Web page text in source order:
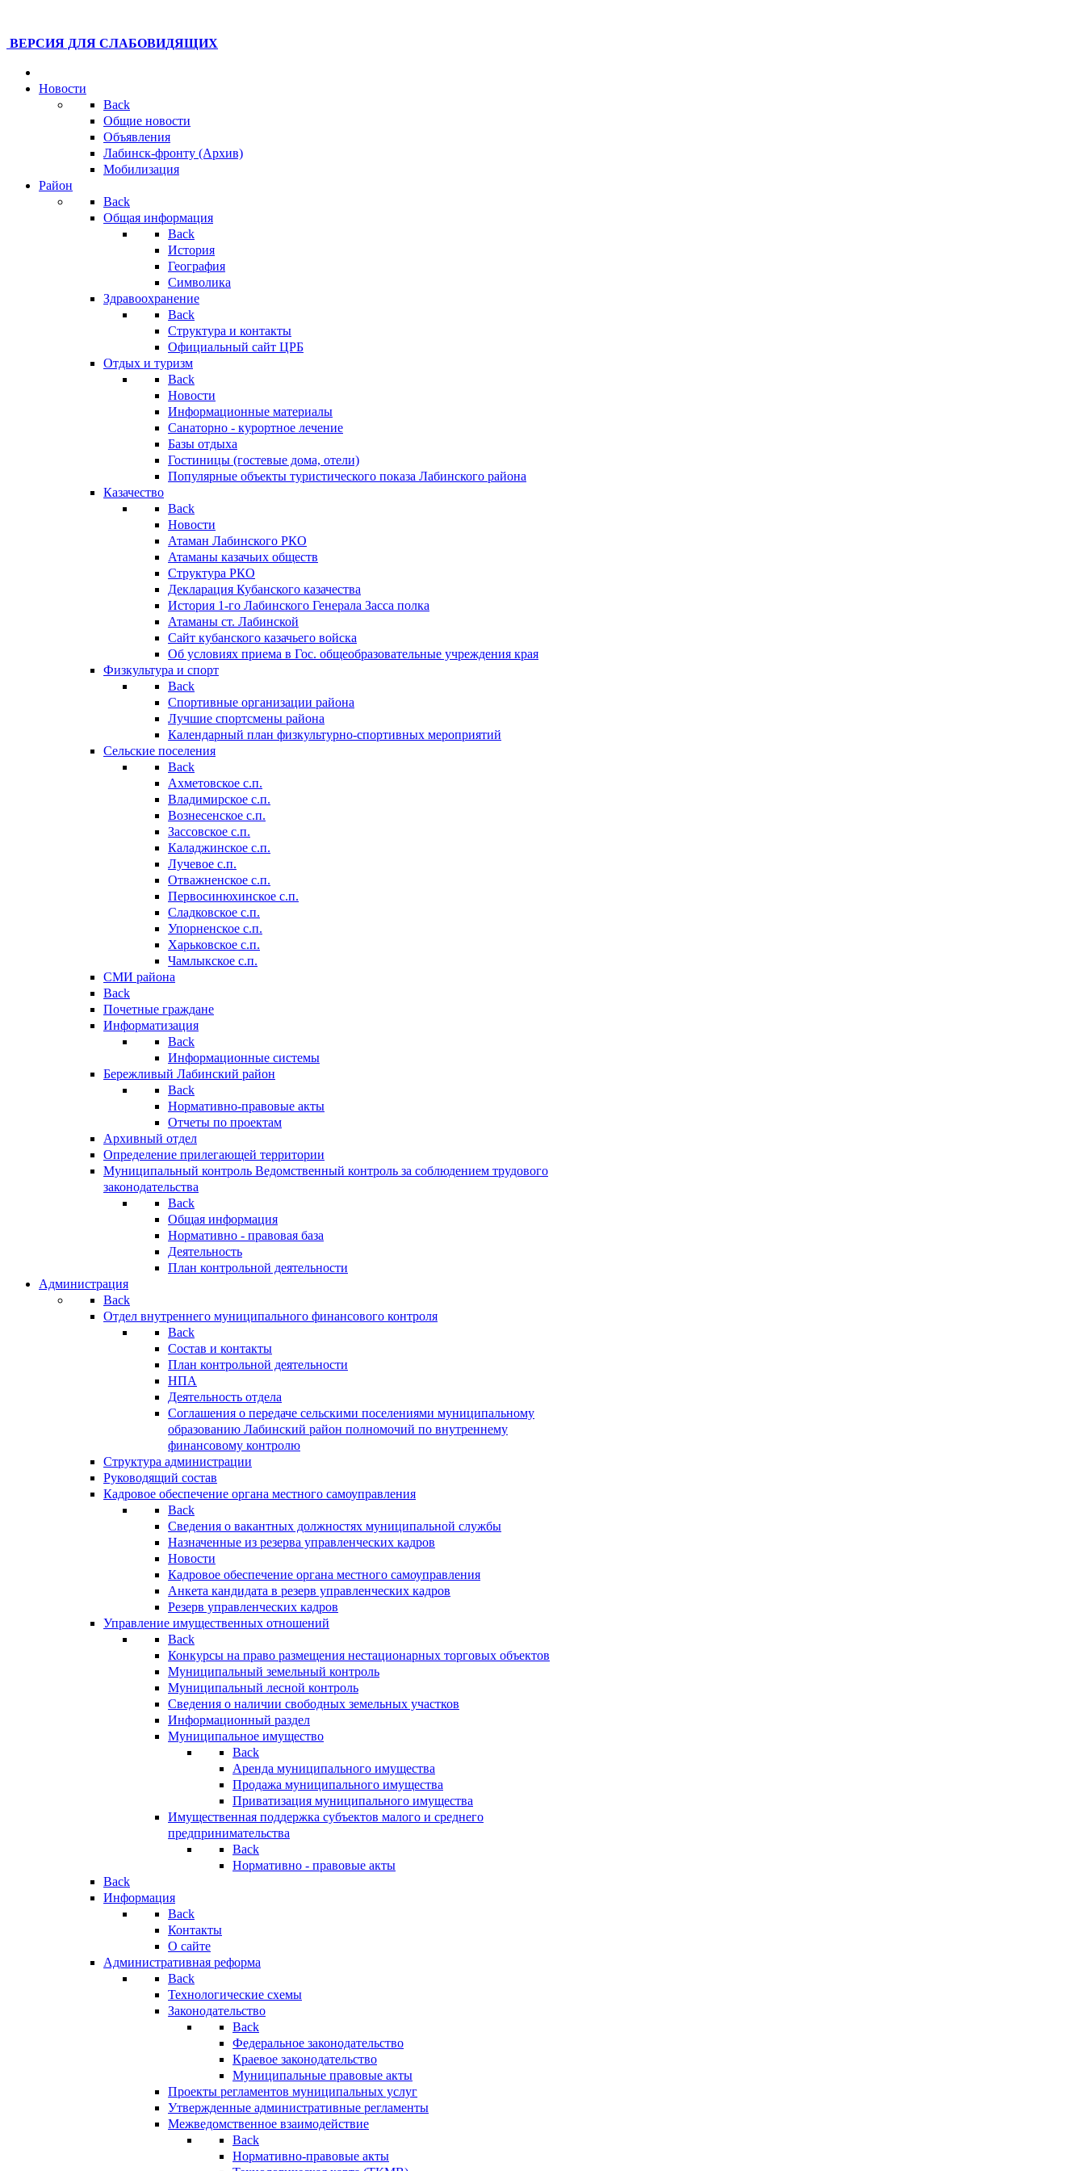
ВЕРСИЯ ДЛЯ СЛАБОВИДЯЩИХ
Новости
Back
Общие новости
Объявления
Лабинск-фронту (Архив)
Мобилизация
Район
Back
Общая информация
Back
История
География
Символика
Здравоохранение
Back
Структура и контакты
Официальный сайт ЦРБ
Отдых и туризм
Back
Новости
Информационные материалы
Санаторно - курортное лечение
Базы отдыха
Гостиницы (гостевые дома, отели)
Популярные объекты туристического показа Лабинского района
Казачество
Back
Новости
Атаман Лабинского РКО
Атаманы казачьих обществ
Структура РКО
Декларация Кубанского казачества
История 1-го Лабинского Генерала Засса полка
Атаманы ст. Лабинской
Cайт кубанского казачьего войска
Об условиях приема в Гос. общеобразовательные учреждения края
Физкультура и спорт
Back
Спортивные организации района
Лучшие спортсмены района
Календарный план физкультурно-спортивных мероприятий
Сельские поселения
Back
Ахметовское с.п.
Владимирское с.п.
Вознесенское с.п.
Зассовское с.п.
Каладжинское с.п.
Лучевое с.п.
Отважненское с.п.
Первосинюхинское с.п.
Сладковское с.п.
Упорненское с.п.
Харьковское с.п.
Чамлыкское с.п.
СМИ района
Back
Почетные граждане
Информатизация
Back
Информационные системы
Бережливый Лабинский район
Back
Нормативно-правовые акты
Отчеты по проектам
Архивный отдел
Определение прилегающей территории
Муниципальный контроль Ведомственный контроль за соблюдением трудового
законодательства
Back
Общая информация
Нормативно - правовая база
Деятельность
План контрольной деятельности
Администрация
Back
Отдел внутреннего муниципального финансового контроля
Back
Состав и контакты
План контрольной деятельности
НПА
Деятельность отдела
Соглашения о передаче сельскими поселениями муниципальному
образованию Лабинский район полномочий по внутреннему
финансовому контролю
Структура администрации
Руководящий состав
Кадровое обеспечение органа местного самоуправления
Back
Сведения о вакантных должностях муниципальной службы
Назначенные из резерва управленческих кадров
Новости
Кадровое обеспечение органа местного самоуправления
Анкета кандидата в резерв управленческих кадров
Резерв управленческих кадров
Управление имущественных отношений
Back
Конкурсы на право размещения нестационарных торговых объектов
Муниципальный земельный контроль
Муниципальный лесной контроль
Сведения о наличии свободных земельных участков
Информационный раздел
Муниципальное имущество
Back
Аренда муниципального имущества
Продажа муниципального имущества
Приватизация муниципального имущества
Имущественная поддержка субъектов малого и среднего
предпринимательства
Back
Нормативно - правовые акты
Back
Информация
Back
Контакты
О сайте
Административная реформа
Back
Технологические схемы
Законодательство
Back
Федеральное законодательство
Краевое законодательство
Муниципальные правовые акты
Проекты регламентов муниципальных услуг
Утвержденные административные регламенты
Межведомственное взаимодействие
Back
Нормативно-правовые акты